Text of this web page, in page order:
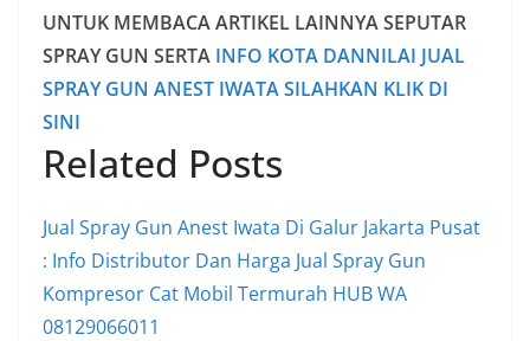
UNTUK MEMBACA ARTIKEL LAINNYA SEPUTAR
SPRAY GUN SERTA INFO KOTA DANNILAI JUAL
SPRAY GUN ANEST IWATA SILAHKAN KLIK DI
SINI
Related Posts
Jual Spray Gun Anest Iwata Di Galur Jakarta Pusat
: Info Distributor Dan Harga Jual Spray Gun
Kompresor Cat Mobil Termurah HUB WA
08129066011